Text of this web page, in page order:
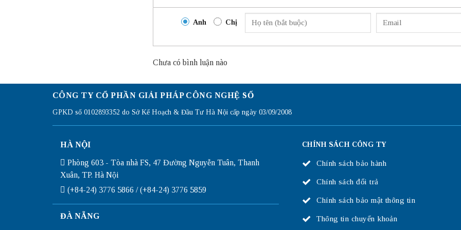
Anh Chị
Chưa có bình luận nào
CÔNG TY CỔ PHẦN GIẢI PHÁP CÔNG NGHỆ SỐ
GPKD số 0102893352 do Sở Kế Hoạch & Đầu Tư Hà Nội cấp ngày 03/09/2008
HÀ NỘI
Phòng 603 - Tòa nhà FS, 47 Đường Nguyễn Tuân, Thanh
Xuân, TP. Hà Nội
(+84-24) 3776 5866 / (+84-24) 3776 5859
ĐÀ NẴNG
CHÍNH SÁCH CÔNG TY
Chính sách bảo hành
Chính sách đổi trả
Chính sách bảo mật thông tin
Thông tin chuyển khoản